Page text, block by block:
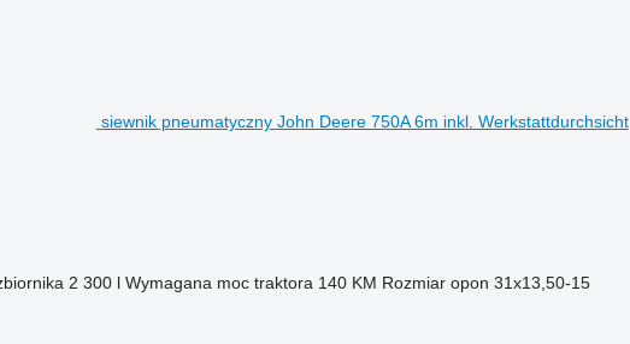
siewnik pneumatyczny John Deere 750A 6m inkl. Werkstattdurchsicht
2 300 l Wymagana moc traktora 140 KM Rozmiar opon 31x13,50-15